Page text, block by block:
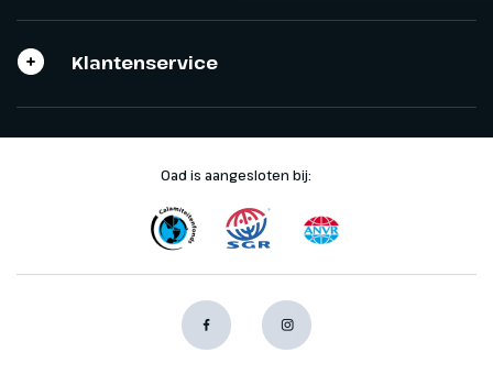
Klantenservice
Oad is aangesloten bij: